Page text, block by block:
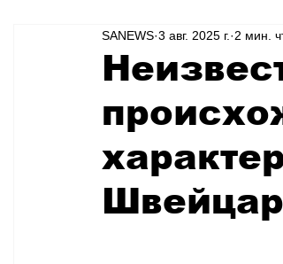
Общество Армия
Транспорт Культура
SANEWS 3 авг. 2025 г. 2 мин.